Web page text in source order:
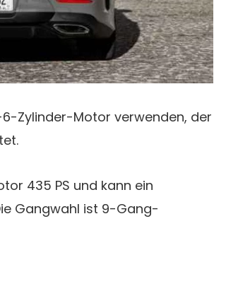
Zylinder-Motor verwenden, der
435 PS und kann ein
Gangwahl ist 9-Gang-